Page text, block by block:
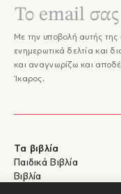
Με την υποβολή αυτής
ενημερωτικά δελτία και
και αναγνωρίζω και
Ίκαρος.
Τα βιβλία
Παιδικά Βιβλία
Βιβλία